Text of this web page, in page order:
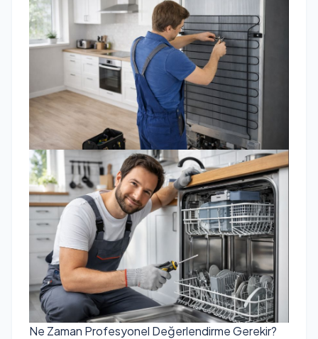
Ne Zaman Profesyonel Değerlendirme Gerekir?